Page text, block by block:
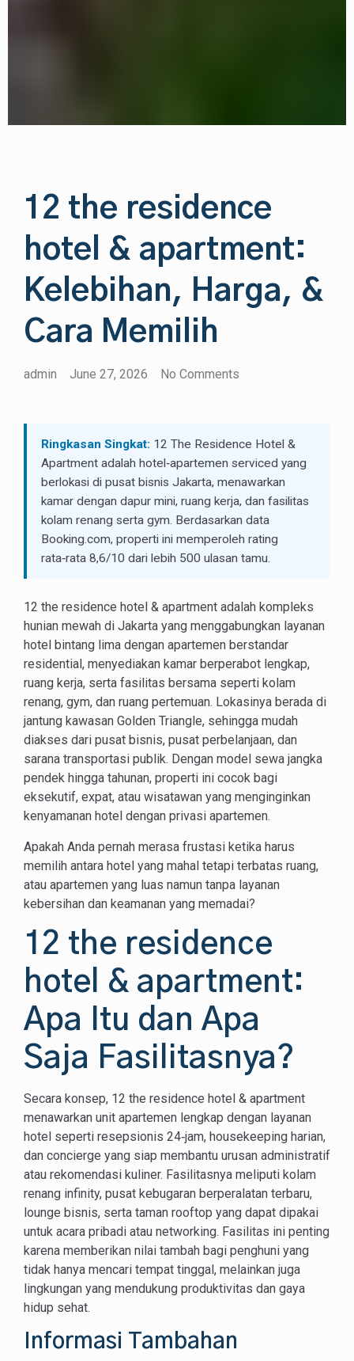
12 the residence
hotel & apartment:
Kelebihan, Harga, &
Cara Memilih
admin June 27, 2026 No Comments
Ringkasan Singkat: 12 The Residence Hotel &
Apartment adalah hotel‑apartemen serviced yang
berlokasi di pusat bisnis Jakarta, menawarkan
kamar dengan dapur mini, ruang kerja, dan fasilitas
kolam renang serta gym. Berdasarkan data
Booking.com, properti ini memperoleh rating
rata‑rata 8,6/10 dari lebih 500 ulasan tamu.
12 the residence hotel & apartment adalah kompleks
hunian mewah di Jakarta yang menggabungkan layanan
hotel bintang lima dengan apartemen berstandar
residential, menyediakan kamar berperabot lengkap,
ruang kerja, serta fasilitas bersama seperti kolam
renang, gym, dan ruang pertemuan. Lokasinya berada di
jantung kawasan Golden Triangle, sehingga mudah
diakses dari pusat bisnis, pusat perbelanjaan, dan
sarana transportasi publik. Dengan model sewa jangka
pendek hingga tahunan, properti ini cocok bagi
eksekutif, expat, atau wisatawan yang menginginkan
kenyamanan hotel dengan privasi apartemen.
Apakah Anda pernah merasa frustasi ketika harus
memilih antara hotel yang mahal tetapi terbatas ruang,
atau apartemen yang luas namun tanpa layanan
kebersihan dan keamanan yang memadai?
12 the residence
hotel & apartment:
Apa Itu dan Apa
Saja Fasilitasnya?
Secara konsep, 12 the residence hotel & apartment
menawarkan unit apartemen lengkap dengan layanan
hotel seperti resepsionis 24‑jam, housekeeping harian,
dan concierge yang siap membantu urusan administratif
atau rekomendasi kuliner. Fasilitasnya meliputi kolam
renang infinity, pusat kebugaran berperalatan terbaru,
lounge bisnis, serta taman rooftop yang dapat dipakai
untuk acara pribadi atau networking. Fasilitas ini penting
karena memberikan nilai tambah bagi penghuni yang
tidak hanya mencari tempat tinggal, melainkan juga
lingkungan yang mendukung produktivitas dan gaya
hidup sehat.
Informasi Tambahan